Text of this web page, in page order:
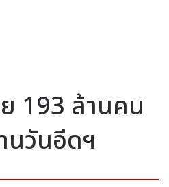
193 ล้านคน
วันอีดฯ